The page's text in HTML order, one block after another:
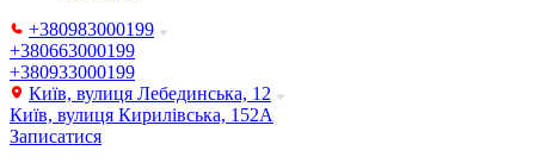
+380983000199
+380663000199
+380933000199
Київ, вулиця Лебединська, 12
Київ, вулиця Кирилівська, 152А
Записатися